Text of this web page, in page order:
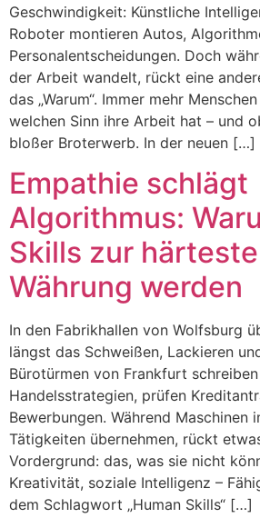
Geschwindigkeit: Künstliche
Roboter montieren Autos,
Personalentscheidungen. Doch
der Arbeit wandelt, rückt eine
das „Warum“. Immer mehr
welchen Sinn ihre Arbeit hat – und
bloßer Broterwerb. In der neuen […]
Empathie schlägt
Algorithmus:
Skills zur
Währung werden
In den Fabrikhallen von Wolfsburg
längst das Schweißen, Lackieren
Bürotürmen von Frankfurt
Handelsstrategien, prüfen
Bewerbungen. Während Maschinen
Tätigkeiten übernehmen, rückt
Vordergrund: das, was sie nicht
Kreativität, soziale Intelligenz –
dem Schlagwort „Human Skills“ […]